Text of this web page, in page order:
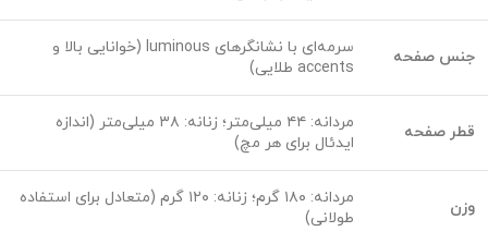
جنس صفحه
سرمه‌ای با نشانگرهای luminous (خوانایی بالا و
accents طلایی)
قطر صفحه
مردانه: ۴۴ میلی‌متر؛ زنانه: ۳۸ میلی‌متر (اندازه
ایدئال برای هر مچ)
وزن
مردانه: ۱۸۰ گرم؛ زنانه: ۱۲۰ گرم (متعادل برای استفاده
طولانی)